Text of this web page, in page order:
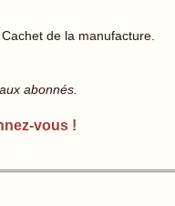
de la manufacture.
abonnés.
vous !